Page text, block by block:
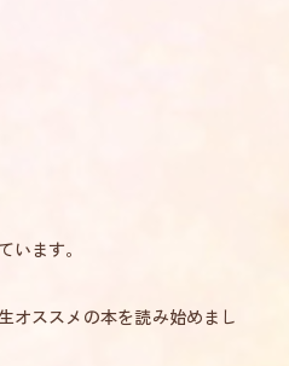
います。
オススメの本を読み始めまし